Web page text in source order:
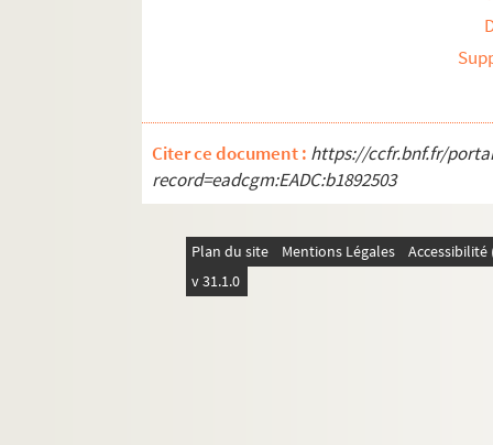
Citer ce document : https://ccfr.bnf.fr/
record=eadcgm:EADC:b1892503
Plan du site Mentions Légales
v 31.1.0